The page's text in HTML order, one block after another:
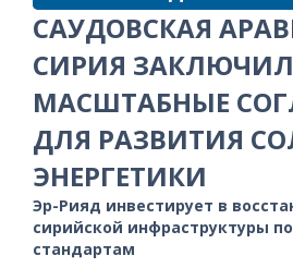
САУДОВСКАЯ
СИРИЯ
МАСШТАБНЫЕ
ДЛЯ РАЗВИТИЯ
ЭНЕРГЕТИКИ
Эр-Рияд инвестирует в
сирийской инфраструктуры
стандартам